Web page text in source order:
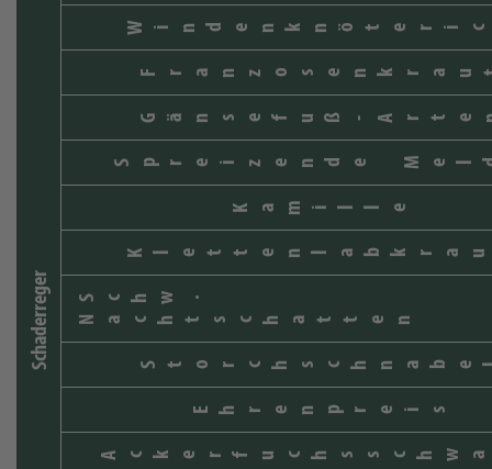
Schaderreger
Ehrenpreis
Schw.
Nachtschatten
Kamille
Spreizende
Gänsefuß-